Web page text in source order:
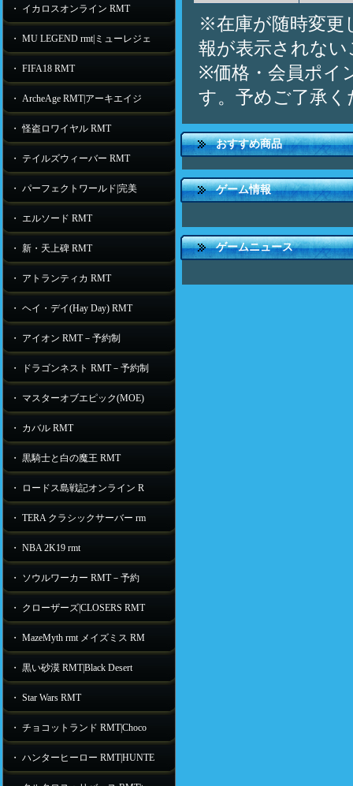
・ イカロスオンライン RMT
・ MU LEGEND rmt|ミューレジェ
・ FIFA18 RMT
・ ArcheAge RMT|アーキエイジ
・ 怪盗ロワイヤル RMT
・ テイルズウィーバー RMT
・ パーフェクトワールド|完美
・ エルソード RMT
・ 新・天上碑 RMT
・ アトランティカ RMT
・ ヘイ・デイ(Hay Day) RMT
・ アイオン RMT－予約制
・ ドラゴンネスト RMT－予約制
・ マスターオブエピック(MOE)
・ カバル RMT
・ 黒騎士と白の魔王 RMT
・ ロードス島戦記オンライン R
・ TERA クラシックサーバー rm
・ NBA 2K19 rmt
・ ソウルワーカー RMT－予約
・ クローザーズ|CLOSERS RMT
・ MazeMyth rmt メイズミス RM
・ 黒い砂漠 RMT|Black Desert
・ Star Wars RMT
・ チョコットランド RMT|Choco
・ ハンターヒーロー RMT|HUNTE
※在庫が随時変更
報が表示されな
※価格・会員ポイ
す。予めご了承く
おすすめ商品
ゲーム情報
ゲームニュース